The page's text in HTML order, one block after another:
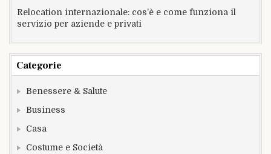
Relocation internazionale: cos’è e come funziona il
servizio per aziende e privati
Categorie
Benessere & Salute
Business
Casa
Costume e Società